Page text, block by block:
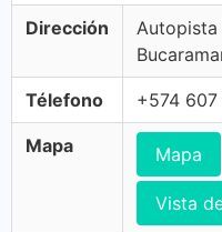
Dirección
Autopista
Télefono +574 607
Mapa Mapa
Vista